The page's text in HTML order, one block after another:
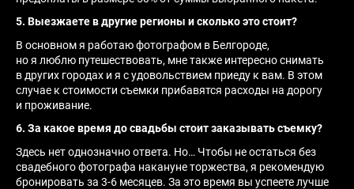
5. Выезжаете в другие регионы и сколько это стоит?
В основном я работаю фотографом в Белгороде,
но я люблю путешествовать, мне также интересно снимать
в других городах и я с удовольствием приеду к вам. В этом
случае к стоимости съемки прибавятся расходы на дорогу
и проживание.
6. За какое время до свадьбы стоит заказывать съемку?
Здесь нет однозначно ответа. Но… Чтобы не остаться без
свадебного фотографа накануне торжества, я рекомендую
бронировать за 3-6 месяцев. За это время вы успеете лучше